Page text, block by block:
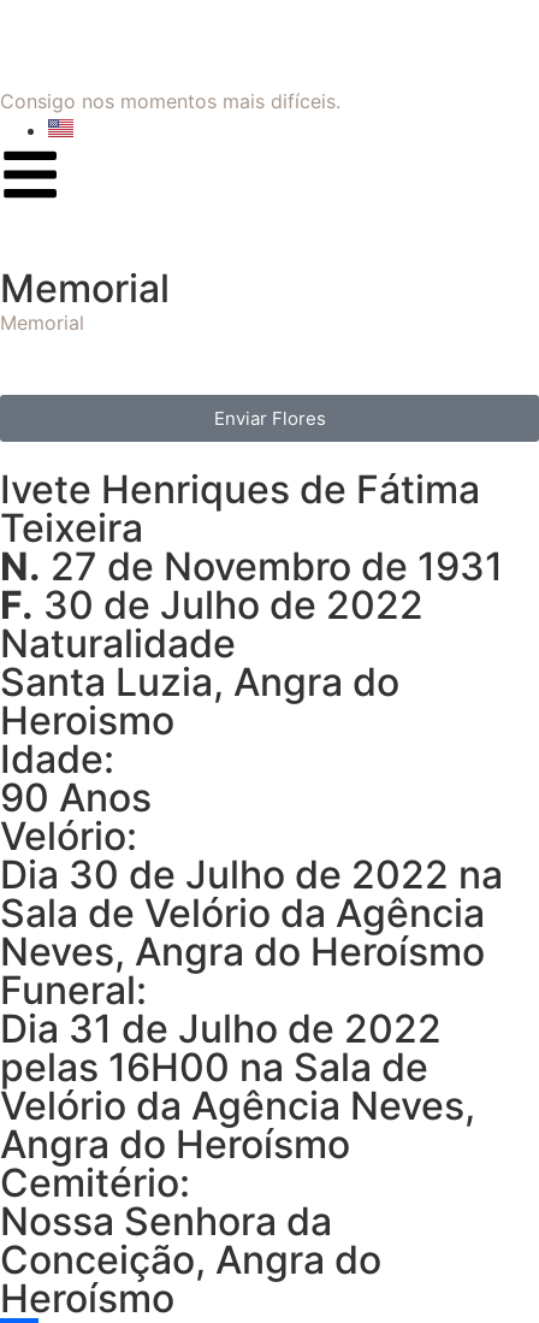
Consigo nos momentos mais difíceis.
Memorial
Memorial
Enviar Flores
Ivete Henriques de Fátima
Teixeira
N. 27 de Novembro de 1931
F. 30 de Julho de 2022
Naturalidade
Santa Luzia, Angra do
Heroismo
Idade:
90 Anos
Velório:
Dia 30 de Julho de 2022 na
Sala de Velório da Agência
Neves, Angra do Heroísmo
Funeral:
Dia 31 de Julho de 2022
pelas 16H00 na Sala de
Velório da Agência Neves,
Angra do Heroísmo
Cemitério:
Nossa Senhora da
Conceição, Angra do
Heroísmo